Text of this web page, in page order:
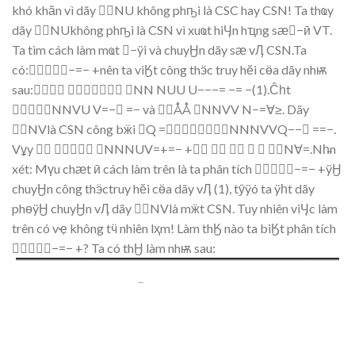
khó khăn vì dãy NU không phҧi là CSC hay CSN! Ta thҩy
dãy NUkhôngphҧi là CSN vìxuҩt hiӋn hҵng sӕ−ӣ VT.
Ta tìm cách làm mҩt −ÿi và chuyӇn dãy sӕvӅCSN.Ta
có:−=− +nên ta viӃt công thӭc truy hӗi cӫa dãy nhѭ
sau:  NN NUU U−−−= −= −(1).Ĉһt
NNVU V=− =− và ÅÅ NNVV N−=∀≥. Dãy
NVlà CSN công bӝi Q =NNNVVQ−− ==−.
Vұy   NNNUV=+=− +     N∀=.Nhn
xét: Mүu chӕt ӣ cách làm trên là ta phân tích −=− +ÿӇ
chuyӇn công thӭctruy hӗi cӫa dãy vӅ(1), tӯÿó ta ÿһt dãy
phөÿӇ chuyӇn vӅdãy NVlà mӝt CSN. Tuynhiên viӋc làm
trên có vҿ khôngtӵnhiên lҳm! Làm thӃ nào ta biӃt phân tích
−=− +? Ta có thӇ làm nhѭ sau: